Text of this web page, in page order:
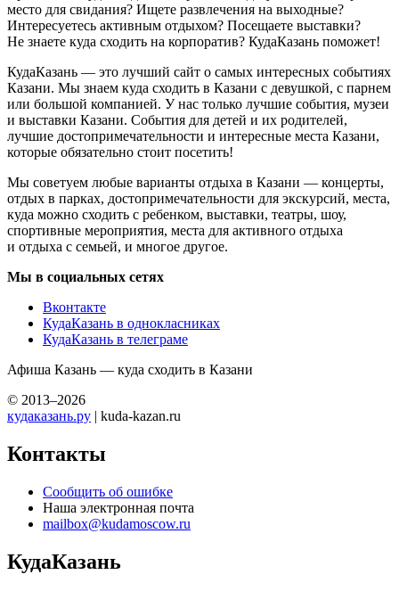
место для свидания? Ищете развлечения на выходные?
Интересуетесь активным отдыхом? Посещаете выставки?
Не знаете куда сходить на корпоратив? КудаКазань поможет!
КудаКазань — это лучший сайт о самых интересных событиях
Казани. Мы знаем куда сходить в Казани с девушкой, с парнем
или большой компанией. У нас только лучшие события, музеи
и выставки Казани. События для детей и их родителей,
лучшие достопримечательности и интересные места Казани,
которые обязательно стоит посетить!
Мы советуем любые варианты отдыха в Казани — концерты,
отдых в парках, достопримечательности для экскурсий, места,
куда можно сходить с ребенком, выставки, театры, шоу,
спортивные мероприятия, места для активного отдыха
и отдыха с семьей, и многое другое.
Мы в социальных сетях
Вконтакте
КудаКазань в однокласниках
КудаКазань в телеграме
Афиша Казань — куда сходить в Казани
© 2013–2026
кудаказань.ру | kuda-kazan.ru
Контакты
Сообщить об ошибке
Наша электронная почта
mailbox@kudamoscow.ru
КудаКазань